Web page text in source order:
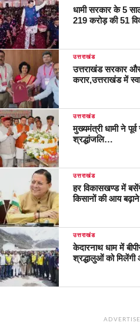
धामी सरकार के 5
219 करोड़ की 51
उत्तराखंड
उत्तराखंड सरकार
करार,उत्तराखंड में
उत्तराखंड
मुख्यमंत्री धामी ने
श्रद्धांजलि…
उत्तराखंड
हर विकासखण्ड में
किसानों की आय
उत्तराखंड
केदारनाथ धाम में
श्रद्धालुओं को